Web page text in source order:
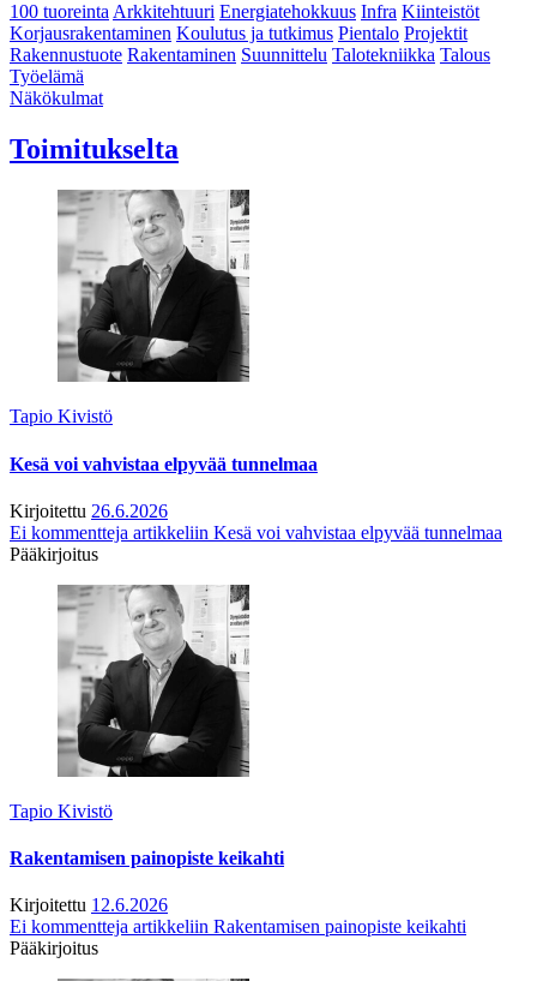
100 tuoreintaArkkitehtuuri Energiatehokkuus Infra Kiinteistöt
Korjausrakentaminen Koulutus ja tutkimus Pientalo Projektit
Rakennustuote Rakentaminen Suunnittelu Talotekniikka Talous
Työelämä
Näkökulmat
Toimitukselta
Tapio Kivistö
Kesä voi vahvistaa elpyvää tunnelmaa
Kirjoitettu 26.6.2026
Ei kommentteja artikkeliin Kesä voi vahvistaa elpyvää tunnelmaa
Pääkirjoitus
Tapio Kivistö
Rakentamisen painopiste keikahti
Kirjoitettu 12.6.2026
Ei kommentteja artikkeliin Rakentamisen painopiste keikahti
Pääkirjoitus